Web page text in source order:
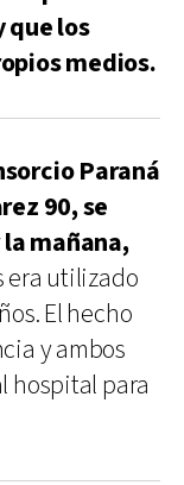
que los
medios.
Paraná
90, se
mañana,
era utilizado
El hecho
y ambos
hospital para